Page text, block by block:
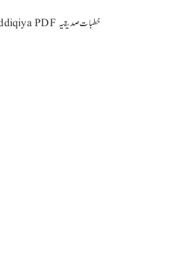
Khutbat Siddiqiya PDF خطبات صدیقیہ